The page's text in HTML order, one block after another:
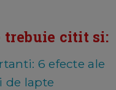
trebuie citit si:
6 efecte ale
de lapte